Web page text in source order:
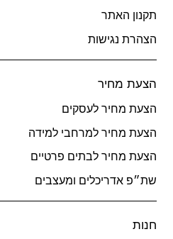
תקנון האתר
הצהרת נגישות
הצעת מחיר
הצעת מחיר לעסקים
הצעת מחיר למרחבי למידה
הצעת מחיר לבתים פרטיים
שת״פ אדריכלים ומעצבים
חנות